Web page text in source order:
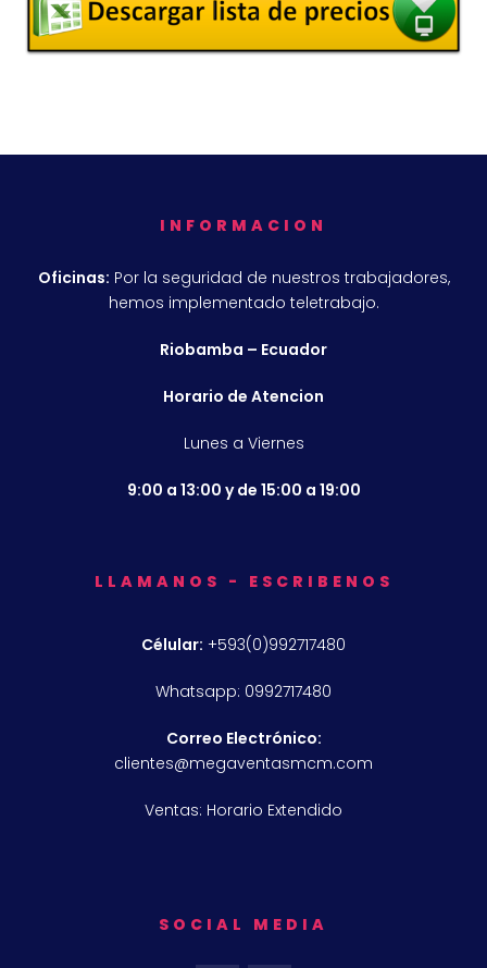
INFORMACION
Oficinas: Por la seguridad de nuestros trabajadores,
hemos implementado teletrabajo.
Riobamba – Ecuador
Horario de Atencion
Lunes a Viernes
9:00 a 13:00 y de 15:00 a 19:00
LLAMANOS - ESCRIBENOS
Célular: +593(0)992717480
Whatsapp: 0992717480
Correo Electrónico:
clientes@megaventasmcm.com
Ventas: Horario Extendido
SOCIAL MEDIA